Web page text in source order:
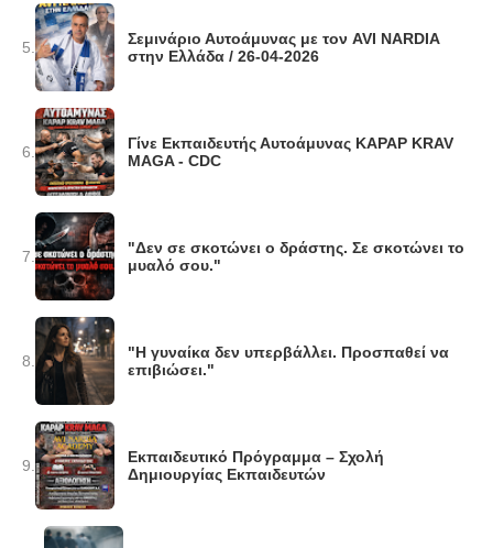
5.
Σεμινάριο Αυτοάμυνας με τον AVI NARDIA
στην Ελλάδα / 26-04-2026
6.
Γίνε Εκπαιδευτής Αυτοάμυνας KAPAP KRAV
MAGA - CDC
7.
"Δεν σε σκοτώνει ο δράστης. Σε σκοτώνει το
μυαλό σου."
8.
"Η γυναίκα δεν υπερβάλλει. Προσπαθεί να
επιβιώσει."
9.
Εκπαιδευτικό Πρόγραμμα – Σχολή
Δημιουργίας Εκπαιδευτών